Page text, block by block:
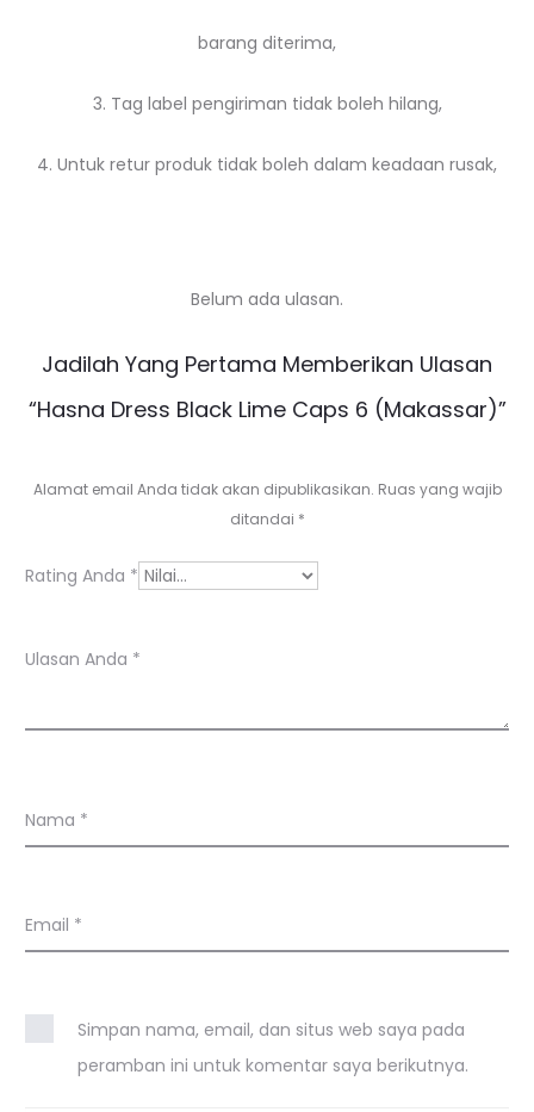
barang diterima,
3. Tag label pengiriman tidak boleh hilang,
4. Untuk retur produk tidak boleh dalam keadaan rusak,
U
l
s
n
Belum ada ulasan.
Jadilah Yang Pertama Memberikan Ulasan
“Hasna Dress Black Lime Caps 6 (Makassar)”
Alamat email Anda tidak akan dipublikasikan. Ruas yang wajib
ditandai *
Rating Anda *
Ulasan Anda *
Nama *
Email *
Simpan nama, email, dan situs web saya pada
peramban ini untuk komentar saya berikutnya.